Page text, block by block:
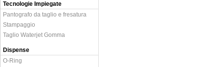
Tecnologie Impiegate
Pantografo da taglio e fresatura
Stampaggio
Taglio Waterjet Gomma
Dispense
O-Ring